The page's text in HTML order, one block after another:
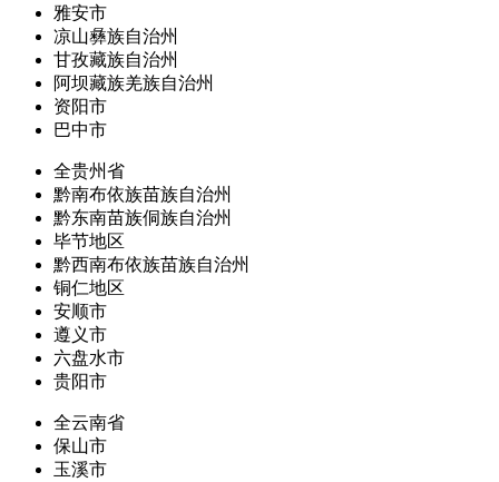
雅安市
凉山彝族自治州
甘孜藏族自治州
阿坝藏族羌族自治州
资阳市
巴中市
全贵州省
黔南布依族苗族自治州
黔东南苗族侗族自治州
毕节地区
黔西南布依族苗族自治州
铜仁地区
安顺市
遵义市
六盘水市
贵阳市
全云南省
保山市
玉溪市